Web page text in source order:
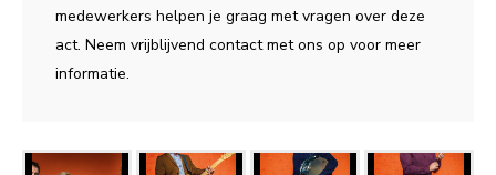
medewerkers helpen je graag met vragen over deze
act. Neem vrijblijvend contact met ons op voor meer
informatie.